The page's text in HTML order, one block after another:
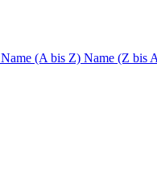
Name (A bis Z) Name (Z bis